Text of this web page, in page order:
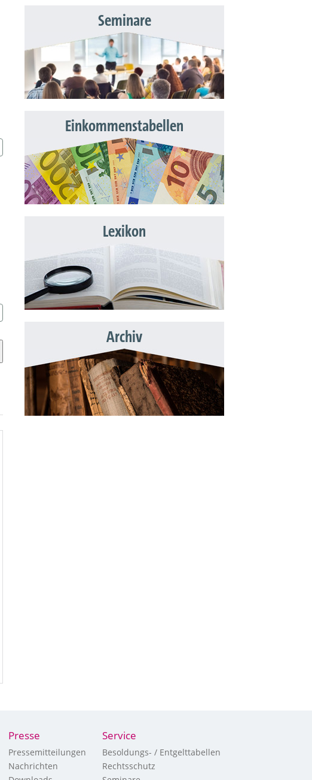
Seminare
Einkommenstabellen
Lexikon
Archiv
Presse
Pressemitteilungen
Nachrichten
Service
Besoldungs- / Entgelttabellen
Rechtsschutz